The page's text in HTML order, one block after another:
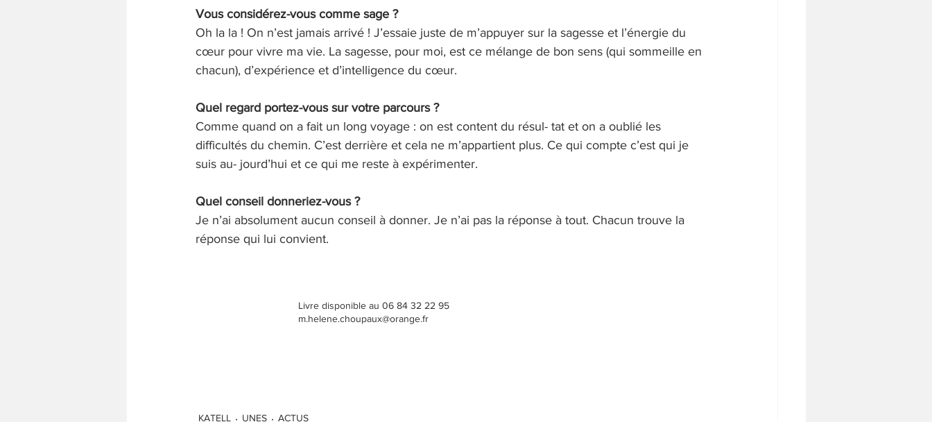
Vous considérez-vous comme sage ?
Oh la la ! On n’est jamais arrivé ! J’essaie juste de m’appuyer sur la sagesse et l’énergie du
cœur pour vivre ma vie. La sagesse, pour moi, est ce mélange de bon sens (qui sommeille en
chacun), d’expérience et d’intelligence du cœur.
Quel regard portez-vous sur votre parcours ?
Comme quand on a fait un long voyage : on est content du résul- tat et on a oublié les
difficultés du chemin. C’est derrière et cela ne m’appartient plus. Ce qui compte c’est qui je
suis au- jourd’hui et ce qui me reste à expérimenter.
Quel conseil donneriez-vous ?
Je n’ai absolument aucun conseil à donner. Je n’ai pas la réponse à tout. Chacun trouve la
réponse qui lui convient.
Livre disponible au 06 84 32 22 95
m.helene.choupaux@orange.fr
KATELL UNES ACTUS